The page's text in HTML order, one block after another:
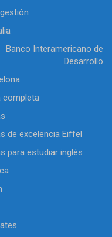
Banco Interamericano de
Desarrollo
completa
de excelencia Eiffel
para estudiar inglés